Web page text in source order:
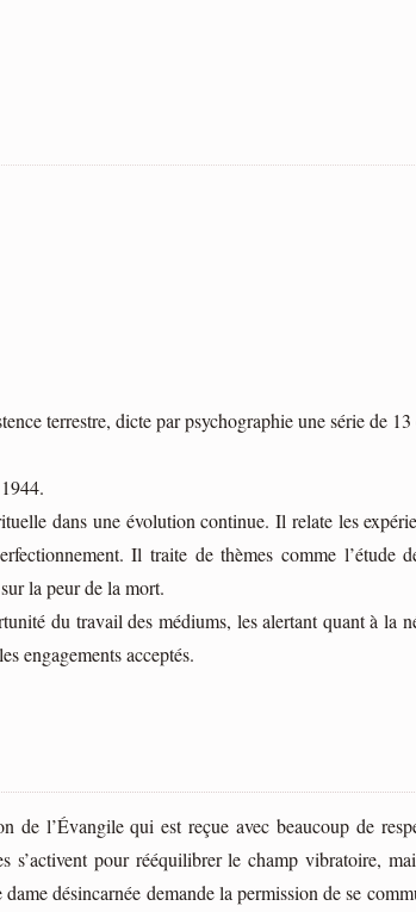
terrestre, dicte par psychographie une série de
dans une évolution continue. Il relate les
Il traite de thèmes comme l’étude
la peur de la mort.
du travail des médiums, les alertant quant à la
engagements acceptés.
de l’Évangile qui est reçue avec beaucoup de
s’activent pour rééquilibrer le champ vibratoire,
désincarnée demande la permission de se